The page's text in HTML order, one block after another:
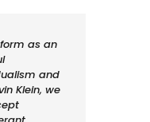
as an
and
Klein, we